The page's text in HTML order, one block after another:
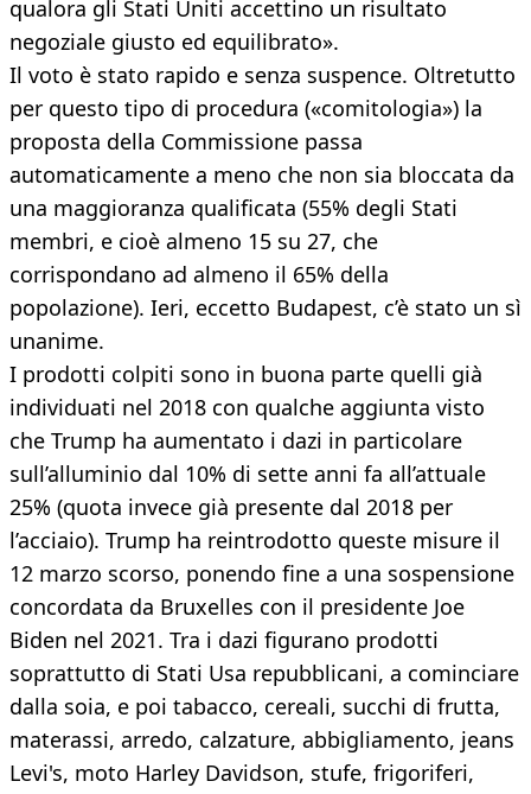
qualora gli Stati Uniti accettino un risultato
negoziale giusto ed equilibrato».
Il voto è stato rapido e senza suspence. Oltretutto
per questo tipo di procedura («comitologia») la
proposta della Commissione passa
automaticamente a meno che non sia bloccata da
una maggioranza qualificata (55% degli Stati
membri, e cioè almeno 15 su 27, che
corrispondano ad almeno il 65% della
popolazione). Ieri, eccetto Budapest, c’è stato un sì
unanime.
I prodotti colpiti sono in buona parte quelli già
individuati nel 2018 con qualche aggiunta visto
che Trump ha aumentato i dazi in particolare
sull’alluminio dal 10% di sette anni fa all’attuale
25% (quota invece già presente dal 2018 per
l’acciaio). Trump ha reintrodotto queste misure il
12 marzo scorso, ponendo fine a una sospensione
concordata da Bruxelles con il presidente Joe
Biden nel 2021. Tra i dazi figurano prodotti
soprattutto di Stati Usa repubblicani, a cominciare
dalla soia, e poi tabacco, cereali, succhi di frutta,
materassi, arredo, calzature, abbigliamento, jeans
Levi's, moto Harley Davidson, stufe, frigoriferi,